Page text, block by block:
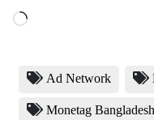
Loading…
Ad Network
Monetag Bangladesh